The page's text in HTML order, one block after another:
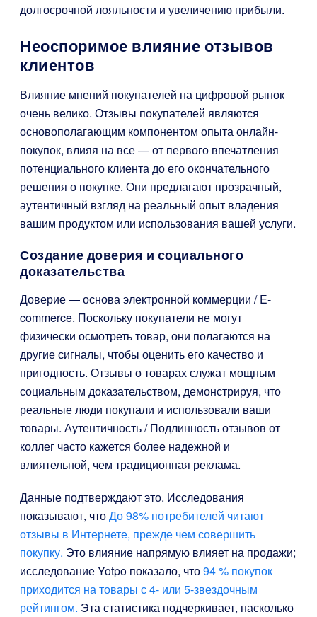
долгосрочной лояльности и увеличению прибыли.
Неоспоримое влияние отзывов
клиентов
Влияние мнений покупателей на цифровой рынок
очень велико. Отзывы покупателей являются
основополагающим компонентом опыта онлайн-
покупок, влияя на все — от первого впечатления
потенциального клиента до его окончательного
решения о покупке. Они предлагают прозрачный,
аутентичный взгляд на реальный опыт владения
вашим продуктом или использования вашей услуги.
Создание доверия и социального
доказательства
Доверие — основа электронной коммерции / E-
commerce. Поскольку покупатели не могут
физически осмотреть товар, они полагаются на
другие сигналы, чтобы оценить его качество и
пригодность. Отзывы о товарах служат мощным
социальным доказательством, демонстрируя, что
реальные люди покупали и использовали ваши
товары. Аутентичность / Подлинность отзывов от
коллег часто кажется более надежной и
влиятельной, чем традиционная реклама.
Данные подтверждают это. Исследования
показывают, чтоДо 98% потребителей читают
отзывы в Интернете, прежде чем совершить
покупку. Это влияние напрямую влияет на продажи;
исследование Yotpo показало, что94 % покупок
приходится на товары с 4- или 5-звездочным
рейтингом. Эта статистика подчеркивает, насколько